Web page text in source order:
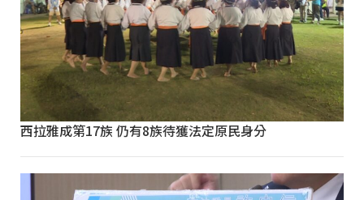
西拉雅成第17族 仍有8族待獲法定原民身分